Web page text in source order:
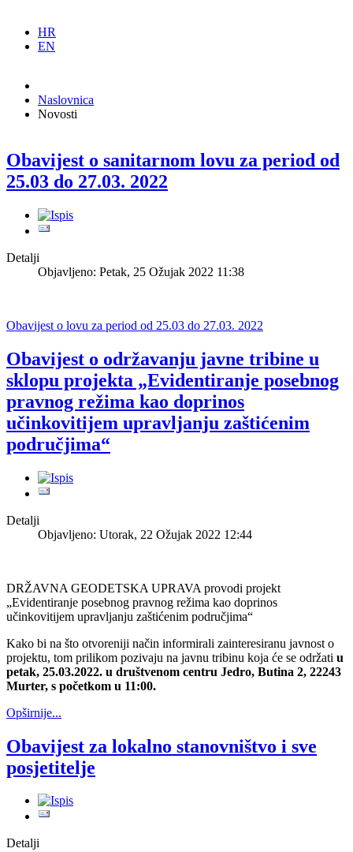
HR
EN
Naslovnica
Novosti
Obavijest o sanitarnom lovu za period od
25.03 do 27.03. 2022
Detalji
Objavljeno: Petak, 25 Ožujak 2022 11:38
Obavijest o lovu za period od 25.03 do 27.03. 2022
Obavijest o održavanju javne tribine u
sklopu projekta „Evidentiranje posebnog
pravnog režima kao doprinos
učinkovitijem upravljanju zaštićenim
područjima“
Detalji
Objavljeno: Utorak, 22 Ožujak 2022 12:44
DRŽAVNA GEODETSKA UPRAVA provodi projekt
„Evidentiranje posebnog pravnog režima kao doprinos
učinkovitijem upravljanju zaštićenim područjima“
Kako bi na što otvoreniji način informirali zainteresiranu javnost o
projektu, tom prilikom pozivaju na javnu tribinu koja će se održati u
petak, 25.03.2022. u društvenom centru Jedro, Butina 2, 22243
Murter, s početkom u 11:00.
Opširnije...
Obavijest za lokalno stanovništvo i sve
posjetitelje
Detalji